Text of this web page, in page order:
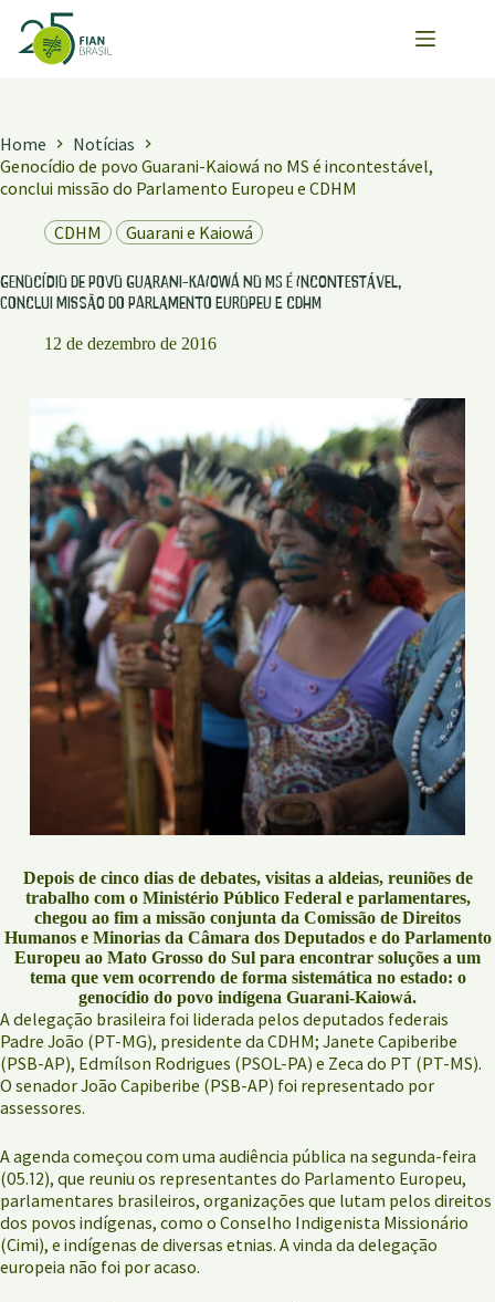
para
Home
Notícias
Genocídio de povo Guarani-Kaiowá no MS é incontestável,
conclui missão do Parlamento Europeu e CDHM
CDHM
Guarani e Kaiowá
Genocídio de povo Guarani-Kaiowá no MS é incontestável,
conclui missão do Parlamento Europeu e CDHM
12 de dezembro de 2016
Depois de cinco dias de debates, visitas a aldeias, reuniões de
trabalho com o Ministério Público Federal e parlamentares,
chegou ao fim a missão conjunta da Comissão de Direitos
Humanos e Minorias da Câmara dos Deputados e do Parlamento
Europeu ao Mato Grosso do Sul para encontrar soluções a um
tema que vem ocorrendo de forma sistemática no estado: o
genocídio do povo indígena Guarani-Kaiowá.
A delegação brasileira foi liderada pelos deputados federais
Padre João (PT-MG), presidente da CDHM; Janete Capiberibe
(PSB-AP), Edmílson Rodrigues (PSOL-PA) e Zeca do PT (PT-MS).
O senador João Capiberibe (PSB-AP) foi representado por
assessores.
A agenda começou com uma audiência pública na segunda-feira
(05.12), que reuniu os representantes do Parlamento Europeu,
parlamentares brasileiros, organizações que lutam pelos direitos
dos povos indígenas, como o Conselho Indigenista Missionário
(Cimi), e indígenas de diversas etnias. A vinda da delegação
europeia não foi por acaso.